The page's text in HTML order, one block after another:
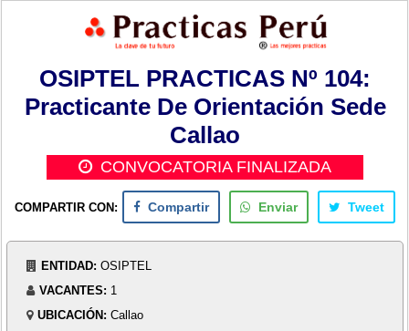
OSIPTEL PRACTICAS Nº 104:
Practicante De Orientación Sede
Callao
CONVOCATORIA FINALIZADA
COMPARTIR CON: Compartir Enviar Tweet
ENTIDAD: OSIPTEL
VACANTES: 1
UBICACIÓN: Callao